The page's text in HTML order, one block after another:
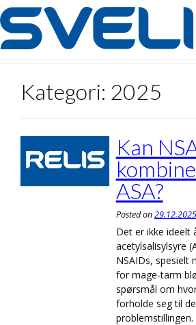
Skip
to
content
Kategori: 2025
Kan
ASA?
Posted on29.12.2025
Det er ikke ideelt
acetylsalisylsyre
NSAIDs, spesielt
for mage-tarm
spørsmål om
forholde seg til
problemstillingen.